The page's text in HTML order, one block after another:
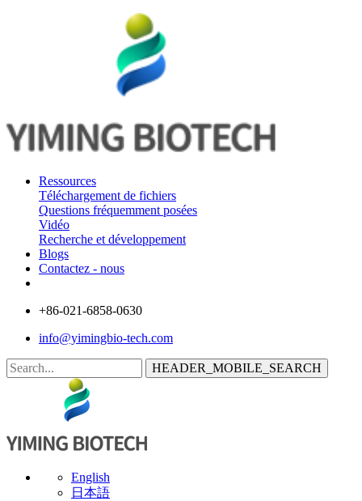
Ressources
Téléchargement de fichiers
Questions fréquemment posées
Vidéo
Recherche et développement
Blogs
Contactez - nous
+86-021-6858-0630
info@yimingbio-tech.com
HEADER_MOBILE_SEARCH
English
日本語